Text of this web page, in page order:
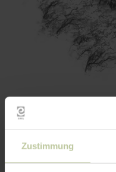
Zustimmung
Kontakt